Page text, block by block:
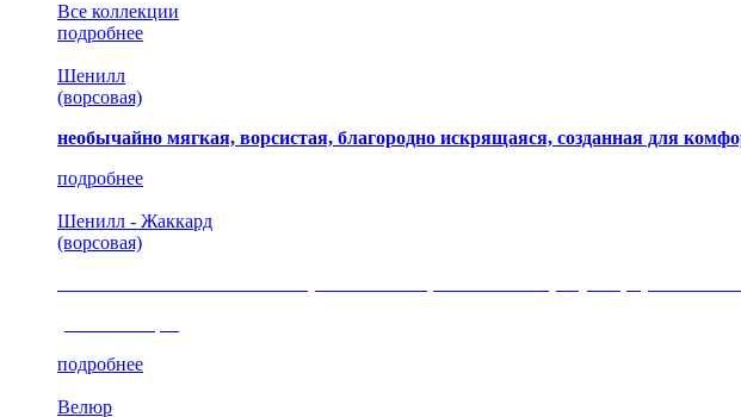
Все коллекции
подробнее
Шенилл
(ворсовая)
необычайно мягкая, ворсистая, благородно искрящаяся, созданная для
подробнее
Шенилл - Жаккард
(ворсовая)
подробнее
Велюр